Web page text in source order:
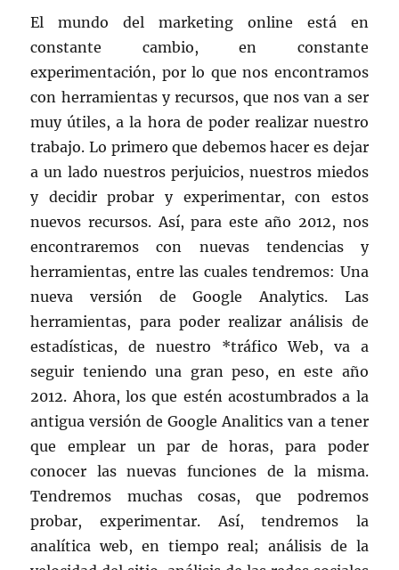
El mundo del marketing online está en
constante cambio, en constante
experimentación, por lo que nos encontramos
con herramientas y recursos, que nos van a ser
muy útiles, a la hora de poder realizar nuestro
trabajo. Lo primero que debemos hacer es dejar
a un lado nuestros perjuicios, nuestros miedos
y decidir probar y experimentar, con estos
nuevos recursos. Así, para este año 2012, nos
encontraremos con nuevas tendencias y
herramientas, entre las cuales tendremos: Una
nueva versión de Google Analytics. Las
herramientas, para poder realizar análisis de
estadísticas, de nuestro *tráfico Web, va a
seguir teniendo una gran peso, en este año
2012. Ahora, los que estén acostumbrados a la
antigua versión de Google Analitics van a tener
que emplear un par de horas, para poder
conocer las nuevas funciones de la misma.
Tendremos muchas cosas, que podremos
probar, experimentar. Así, tendremos la
analítica web, en tiempo real; análisis de la